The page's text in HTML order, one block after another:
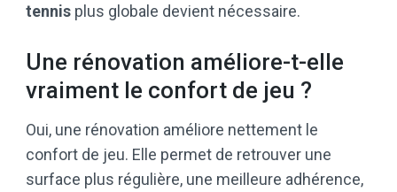
tennis plus globale devient nécessaire.
Une rénovation améliore-t-elle
vraiment le confort de jeu ?
Oui, une rénovation améliore nettement le
confort de jeu. Elle permet de retrouver une
surface plus régulière, une meilleure adhérence,